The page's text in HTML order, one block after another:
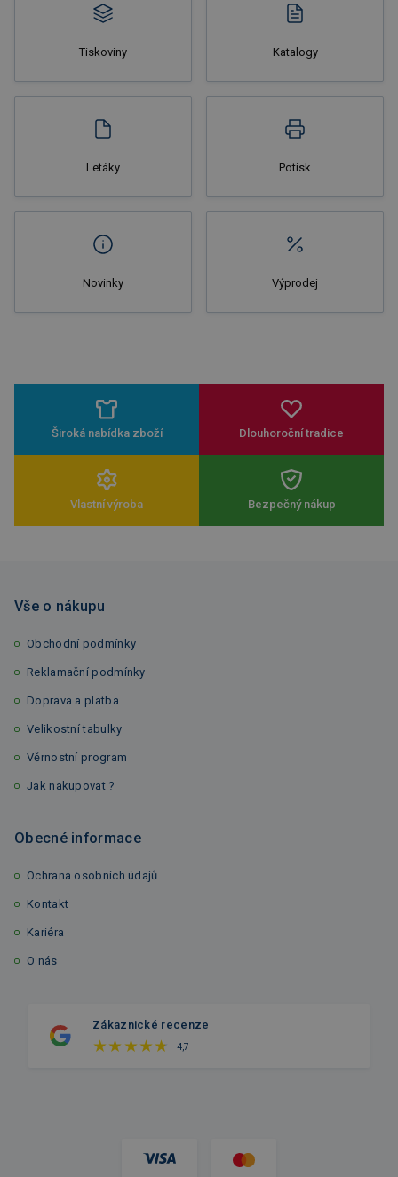
Tiskoviny Katalogy
Letáky Potisk
Novinky Výprodej
Široká nabídka zboží Dlouhoroční tradice
Vlastní výroba Bezpečný nákup
Vše o nákupu
Obchodní podmínky
Reklamační podmínky
Doprava a platba
Velikostní tabulky
Věrnostní program
Jak nakupovat ?
Obecné informace
Ochrana osobních údajů
Kontakt
Kariéra
O nás
Zákaznické recenze
4,7